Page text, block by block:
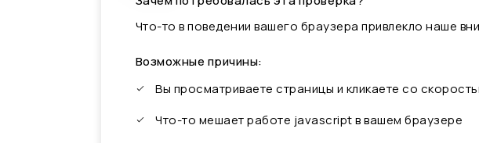
Что-то в поведении вашего браузера привлекло наше
Возможные причины:
Вы просматриваете страницы и кликаете со
Что-то мешает работе javascript в вашем браузере